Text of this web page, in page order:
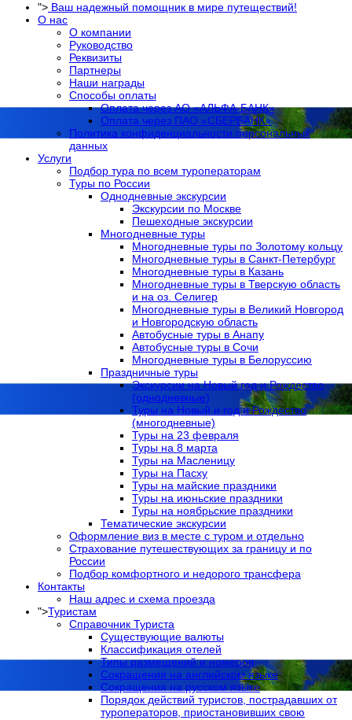
"> Ваш надежный помощник в мире путеществий!
О нас
О компании
Руководство
Реквизиты
Партнеры
Наши награды
Способы оплаты
Оплата через АО «АЛЬФА-БАНК»
Оплата через ПАО «СБЕРБАНК»
Политика конфиденциальности персональных
данных
Услуги
Подбор тура по всем туроператорам
Туры по России
Однодневные экскурсии
Экскурсии по Москве
Пешеходные экскурсии
Многодневные туры
Многодневные туры по Золотому кольцу
Многодневные туры в Санкт-Петербург
Многодневные туры в Казань
Многодневные туры в Тверскую область
и на оз. Селигер
Многодневные туры в Великий Новгород
и Новгородскую область
Автобусные туры в Анапу
Автобусные туры в Сочи
Многодневные туры в Белоруссию
Праздничные туры
Экскурсии на Новый год и Рождество
(однодневные)
Туры на Новый и год и Рождество
(многодневные)
Туры на 23 февраля
Туры на 8 марта
Туры на Масленицу
Туры на Пасху
Туры на майские праздники
Туры на июньские праздники
Туры на ноябрьские праздники
Тематические экскурсии
Оформление виз в местe с туром и отдельно
Страхование путешествующих за границу и по
России
Подбор комфортного и недорого трансфера
Контакты
Наш адрес и схема проезда
">Туристам
Справочник Туриста
Существующие валюты
Классификация отелей
Типы размещений и номеров
Сокращения на английском языке
Сокращения на русском языке
Порядок действий туристов, пострадавших от
туроператоров, приостановивших свою